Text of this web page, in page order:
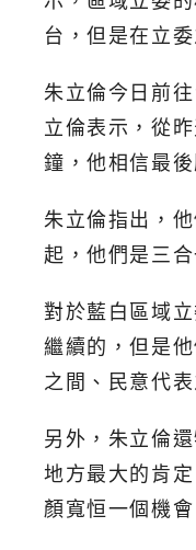
台，但是在立
朱立倫今日前
立倫表示，從
鐘，他相信最
朱立倫指出，
起，他們是三
對於藍白區域
繼續的，但是
之間、民意代
另外，朱立倫
地方最大的肯
顏寬恒一個機